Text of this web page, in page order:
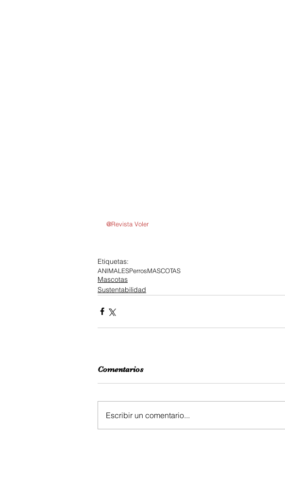
@Revista Voler
Etiquetas:
ANIMALESPerrosMASCOTAS
Mascotas
Sustentabilidad
Comentarios
Escribir un comentario...